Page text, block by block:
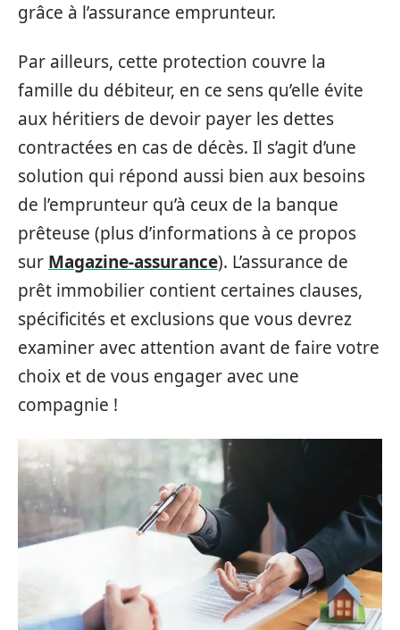
grâce à l’assurance emprunteur.
Par ailleurs, cette protection couvre la
famille du débiteur, en ce sens qu’elle évite
aux héritiers de devoir payer les dettes
contractées en cas de décès. Il s’agit d’une
solution qui répond aussi bien aux besoins
de l’emprunteur qu’à ceux de la banque
prêteuse (plus d’informations à ce propos
sur Magazine-assurance). L’assurance de
prêt immobilier contient certaines clauses,
spécificités et exclusions que vous devrez
examiner avec attention avant de faire votre
choix et de vous engager avec une
compagnie !